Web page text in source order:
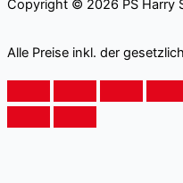
Copyright © 2026 PS Harry
Alle Preise inkl. der